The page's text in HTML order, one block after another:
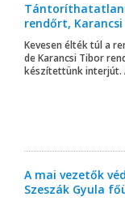
rendőrt,
Kevesen élték túl a
de Karancsi Tibor
készítettünk interjút.
A mai vezetők
Szeszák Gyula